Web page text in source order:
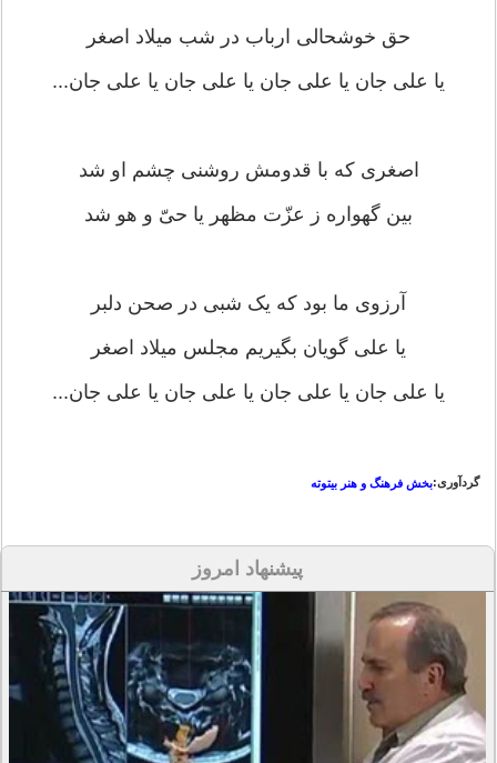
حق خوشحالی ارباب در شب میلاد اصغر
یا علی جان یا علی جان یا علی جان یا علی جان...
اصغری که با قدومش روشنی چشم او شد
بین گهواره ز عزّت مظهر یا حیّ و هو شد
آرزوی ما بود که یک شبی در صحن دلبر
یا علی گویان بگیریم مجلس میلاد اصغر
یا علی جان یا علی جان یا علی جان یا علی جان...
گردآوری:بخش فرهنگ و هنر بیتوته
پیشنهاد امروز